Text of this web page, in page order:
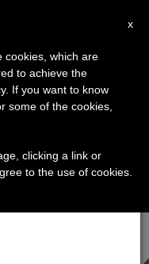
‘bienes
×
haremos la pausa
de verano
y también el
x
cookies, which are
to achieve the
If you want to know
some of the cookies,
clicking a link or
to the use of cookies.